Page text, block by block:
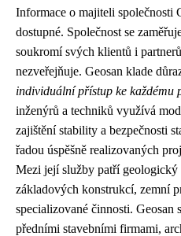
Informace o majiteli společnosti
dostupné. Společnost se
soukromí svých klientů i
nezveřejňuje. Geosan klade
individuální přístup ke každému
inženýrů a techniků využívá
zajištění stability a bezpečnosti
řadou úspěšně realizovaných
Mezi její služby patří
základových konstrukcí, zemní
specializované činnosti. Geosan
předními stavebními firmami,